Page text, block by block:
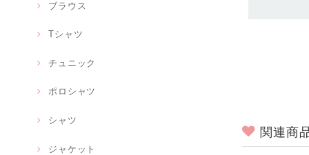
ブラウス
Tシャツ
チュニック
ポロシャツ
シャツ
ジャケット
関連商